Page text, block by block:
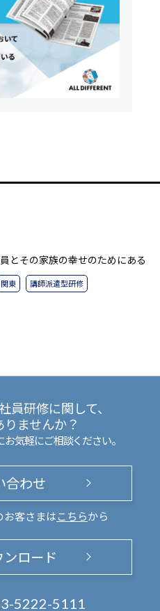
とその家族の幸せのためにある
関東 講師派遣型研修
員研修に関して、
ませんか？
お気軽にご相談ください。
合わせ
お客さまは こちらから
ンロード
5222-5111